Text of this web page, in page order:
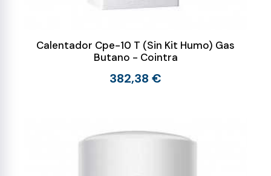
Calentador Cpe-10 T (Sin Kit Humo) Gas
Butano - Cointra
382,38 €